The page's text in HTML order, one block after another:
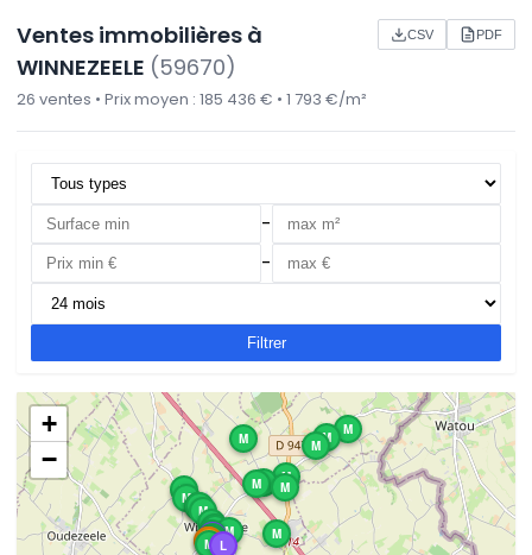
Ventes immobilières à
WINNEZEELE (59670)
26 ventes • Prix moyen : 185 436 € • 1 793 €/m²
CSV PDF
-
-
Filtrer
M
M
M
M M
T
M
M
M
M
M
M
L
T M
M M
M
MM
M
M
M
L
M
M
+
−